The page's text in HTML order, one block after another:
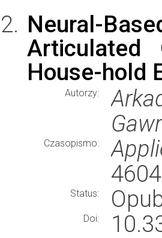
Neural-
House-hold
Autorzy:
Czasopismo:
Status:
Doi: